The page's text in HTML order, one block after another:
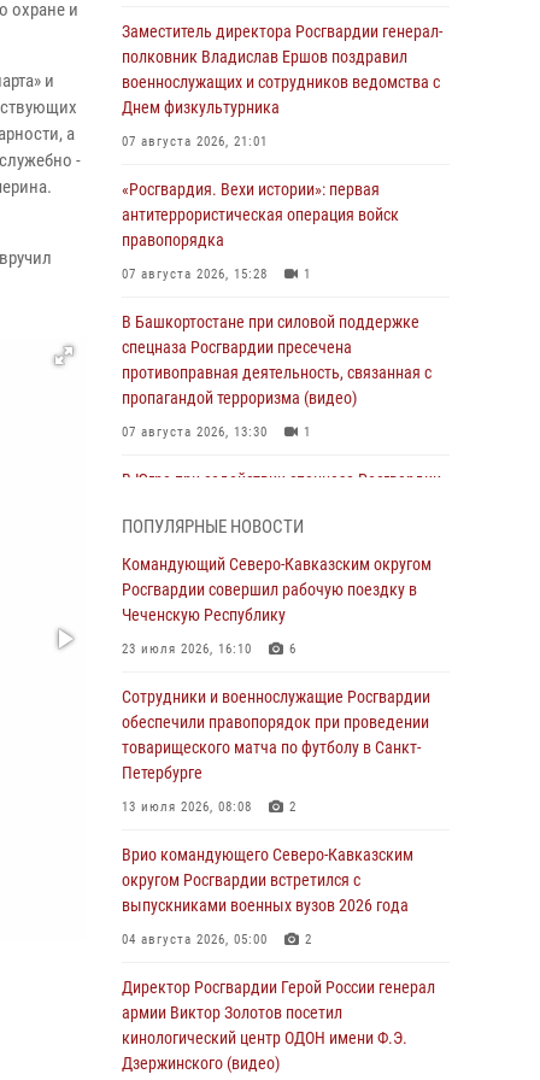
охране и
и
а
-
Заместитель директора Росгвардии генерал-
полковник Владислав Ершов поздравил
военнослужащих и сотрудников ведомства с
Днем физкультурника
07 августа 2026, 21:01
«Росгвардия. Вехи истории»: первая
антитеррористическая операция войск
правопорядка
07 августа 2026, 15:28 1
В Башкортостане при силовой поддержке
спецназа Росгвардии пресечена
противоправная деятельность, связанная с
пропагандой терроризма (видео)
07 августа 2026, 13:30 1
В Югре при содействии спецназа Росгвардии
миграционного законодательства
07 августа 2026, 12:54
Тонувшего ребенка спас росгвардеец в
Юные гости из летних лагерей посетили
кинологический центр Росгвардии (видео)
07 августа 2026, 12:20
Иван Пияшев – герой выпуска «Легенды
армии с Александром Маршалом»
07 августа 2026, 12:00
округу Росгвардии и ветераны военной
контрразведки почтили память Николая
Кузнецова
07 августа 2026, 12:00
ПОПУЛЯРНЫЕ НОВОСТИ
Командующий Северо-Кавказским округом
Росгвардии совершил рабочую поездку в
Чеченскую Республику
23 июля 2026, 16:10 6
Сотрудники и военнослужащие Росгвардии
обеспечили правопорядок при проведении
товарищеского матча по футболу в Санкт-
Петербурге
13 июля 2026, 08:08 2
Врио командующего Северо-Кавказским
округом Росгвардии встретился с
выпускниками военных вузов 2026 года
04 августа 2026, 05:00 2
Директор Росгвардии Герой России генерал
армии Виктор Золотов посетил
кинологический центр ОДОН имени Ф.Э.
Дзержинского (видео)